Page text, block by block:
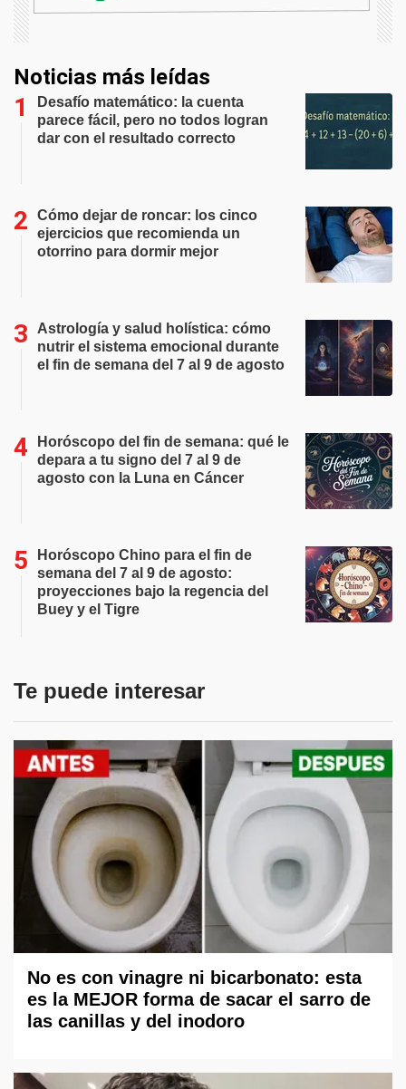
Noticias más leídas
Desafío matemático: la cuenta
parece fácil, pero no todos logran
dar con el resultado correcto
Cómo dejar de roncar: los cinco
ejercicios que recomienda un
otorrino para dormir mejor
Astrología y salud holística: cómo
nutrir el sistema emocional durante
el fin de semana del 7 al 9 de agosto
Horóscopo del fin de semana: qué le
depara a tu signo del 7 al 9 de
agosto con la Luna en Cáncer
Horóscopo Chino para el fin de
semana del 7 al 9 de agosto:
proyecciones bajo la regencia del
Buey y el Tigre
Te puede interesar
No es con vinagre ni bicarbonato: esta
es la MEJOR forma de sacar el sarro de
las canillas y del inodoro